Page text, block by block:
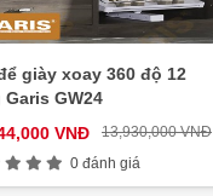
giày xoay 360 độ 12
Garis GW24
VNĐ
13,930,000 VNĐ
0 đánh giá